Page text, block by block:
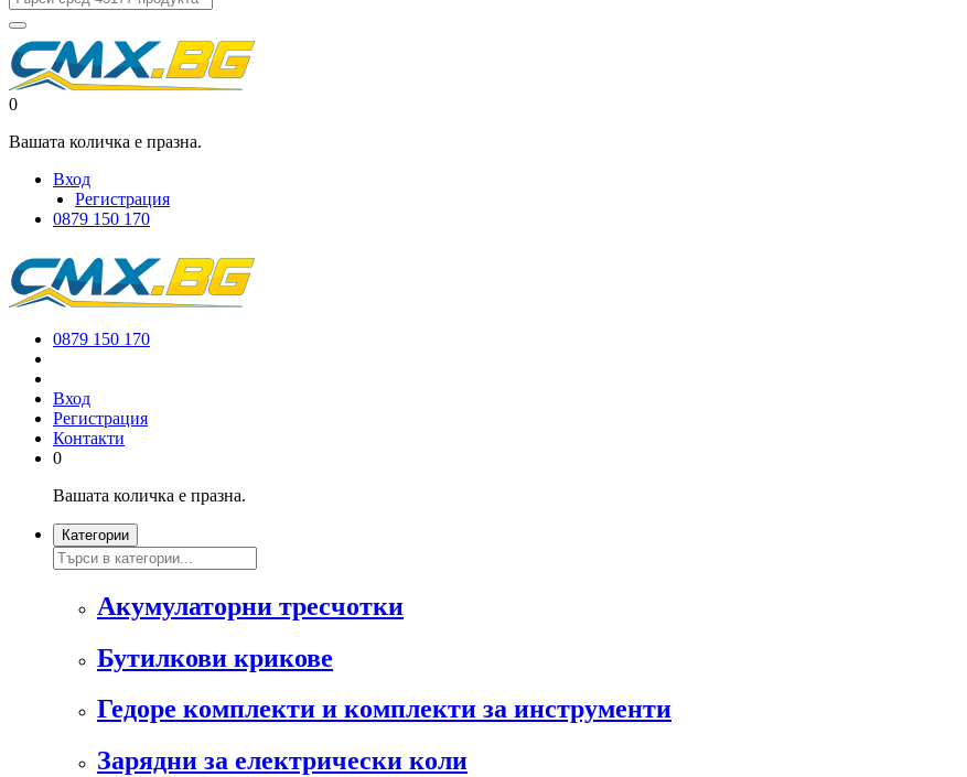
0
Вашата количка е празна.
Вход
Регистрация
0879 150 170
0879 150 170
Вход
Регистрация
Контакти
0
Вашата количка е празна.
Категории
Акумулаторни тресчотки
Бутилкови крикове
Гедоре комплекти и комплекти за инструменти
Зарядни за електрически коли